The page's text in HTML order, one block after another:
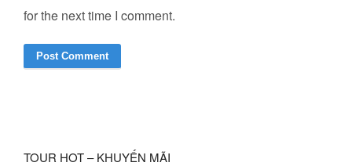
for the next time I comment.
TOUR HOT – KHUYẾN MÃI